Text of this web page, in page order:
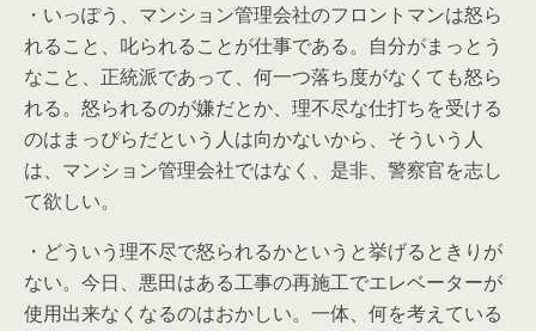
・いっぽう、マンション管理会社のフロントマンは怒ら
れること、叱られることが仕事である。自分がまっとう
なこと、正統派であって、何一つ落ち度がなくても怒ら
れる。怒られるのが嫌だとか、理不尽な仕打ちを受ける
のはまっぴらだという人は向かないから、そういう人
は、マンション管理会社ではなく、是非、警察官を志し
て欲しい。
・どういう理不尽で怒られるかというと挙げるときりが
ない。今日、悪田はある工事の再施工でエレベーターが
使用出来なくなるのはおかしい。一体、何を考えている